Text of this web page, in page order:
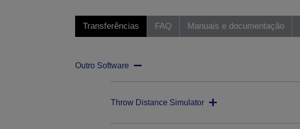
Transferências FAQ Manuais e documentação
Outro Software
Throw Distance Simulator